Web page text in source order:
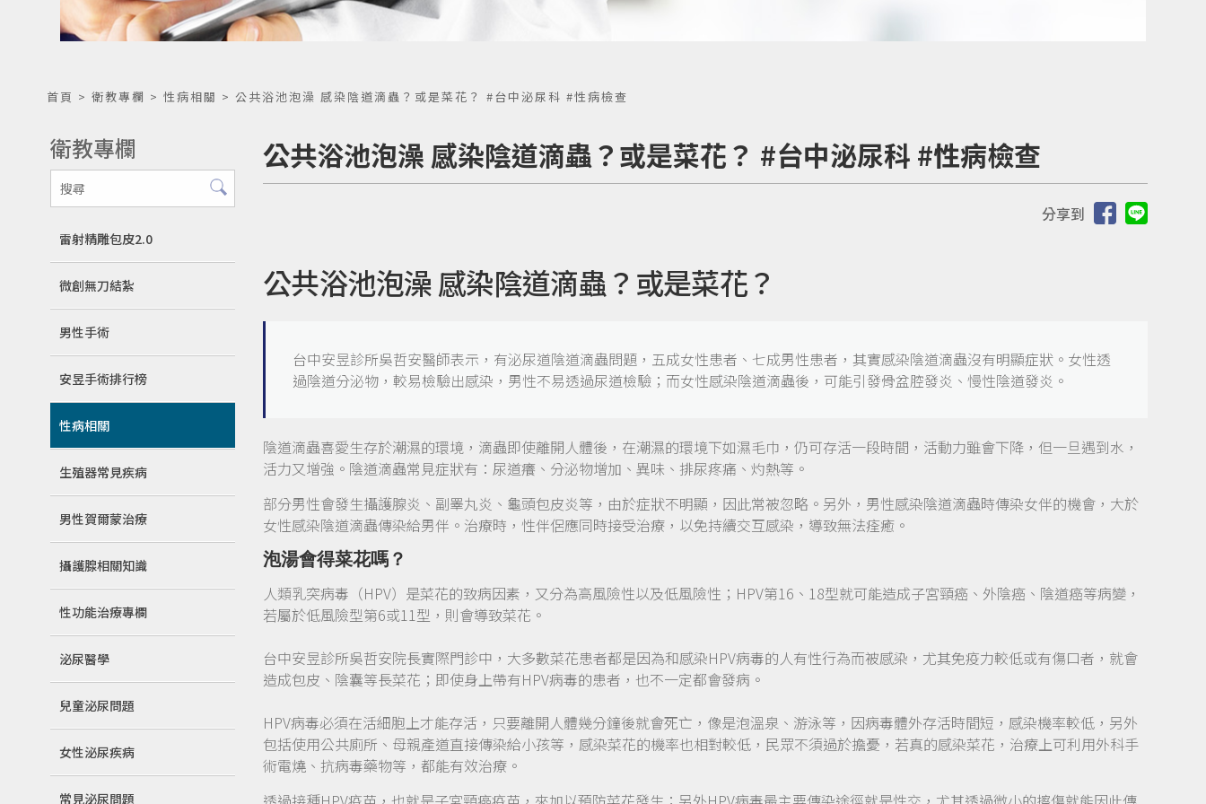
首頁 > 衛教專欄 > 性病相關 > 公共浴池泡澡 感染陰道滴蟲？或是菜花？ #台中泌尿科 #性病檢查
衛教專欄
雷射精雕包皮2.0
微創無刀結紮
男性手術
安昱手術排行榜
性病相關
生殖器常見疾病
男性賀爾蒙治療
攝護腺相關知識
性功能治療專欄
泌尿醫學
兒童泌尿問題
女性泌尿疾病
常見泌尿問題
公共浴池泡澡 感染陰道滴蟲？或是菜花？ #台中泌尿科 #性病檢查
分享到
公共浴池泡澡 感染陰道滴蟲？或是菜花？
台中安昱診所吳哲安醫師表示，有泌尿道陰道滴蟲問題，五成女性患者、七成男性患者，其實感染陰道滴蟲沒有明顯症狀。女性透
過陰道分泌物，較易檢驗出感染，男性不易透過尿道檢驗；而女性感染陰道滴蟲後，可能引發骨盆腔發炎、慢性陰道發炎。
陰道滴蟲喜愛生存於潮濕的環境，滴蟲即使離開人體後，在潮濕的環境下如濕毛巾，仍可存活一段時間，活動力雖會下降，但一旦遇到水，
活力又增強。陰道滴蟲常見症狀有：尿道癢、分泌物增加、異味、排尿疼痛、灼熱等。
部分男性會發生攝護腺炎、副睪丸炎、龜頭包皮炎等，由於症狀不明顯，因此常被忽略。另外，男性感染陰道滴蟲時傳染女伴的機會，大於
女性感染陰道滴蟲傳染給男伴。治療時，性伴侶應同時接受治療，以免持續交互感染，導致無法痊癒。
泡湯會得菜花嗎？
人類乳突病毒（HPV）是菜花的致病因素，又分為高風險性以及低風險性；HPV第16、18型就可能造成子宮頸癌、外陰癌、陰道癌等病變，
若屬於低風險型第6或11型，則會導致菜花。
台中安昱診所吳哲安院長實際門診中，大多數菜花患者都是因為和感染HPV病毒的人有性行為而被感染，尤其免疫力較低或有傷口者，就會
造成包皮、陰囊等長菜花；即使身上帶有HPV病毒的患者，也不一定都會發病。
HPV病毒必須在活細胞上才能存活，只要離開人體幾分鐘後就會死亡，像是泡溫泉、游泳等，因病毒體外存活時間短，感染機率較低，另外
包括使用公共廁所、母親產道直接傳染給小孩等，感染菜花的機率也相對較低，民眾不須過於擔憂，若真的感染菜花，治療上可利用外科手
術電燒、抗病毒藥物等，都能有效治療。